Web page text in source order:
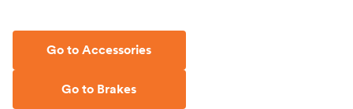
Go to Accessories
Go to Brakes